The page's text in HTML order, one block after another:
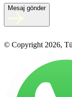
Mesaj gönder
© Copyright 2026,